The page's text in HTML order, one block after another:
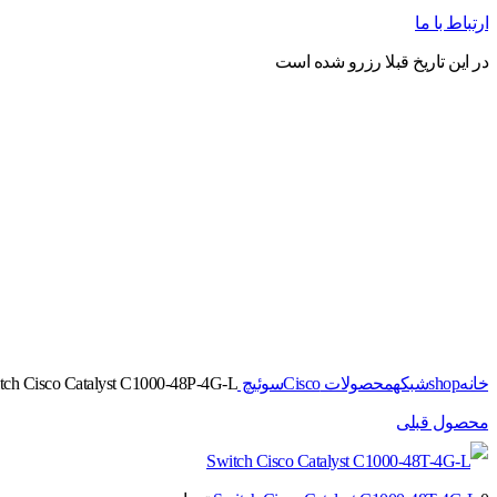
ارتباط با ما
در این تاریخ قبلا رزرو شده است
خانهshopشبکهمحصولات Cisco سوئیچ Switches Cisco Catalyst C1000-48P-4G-L
محصول قبلی